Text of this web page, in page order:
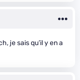
je sais qu’il y en a